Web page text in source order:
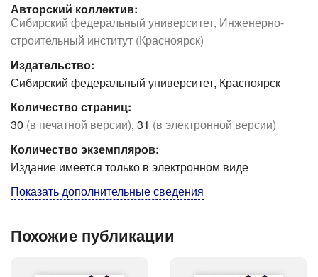
Авторский коллектив:
Сибирский федеральный университет, Инженерно-
строительный институт (Красноярск)
Издательство:
Сибирский федеральный университет, Красноярск
Количество страниц:
30 (в печатной версии), 31 (в электронной версии)
Количество экземпляров:
Издание имеется только в электронном виде
Показать дополнительные сведения
Похожие публикации